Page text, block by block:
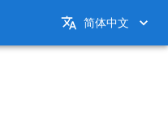
简体中文